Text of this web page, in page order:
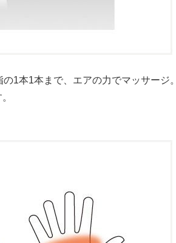
1本1本まで、エアの力でマッサージ。